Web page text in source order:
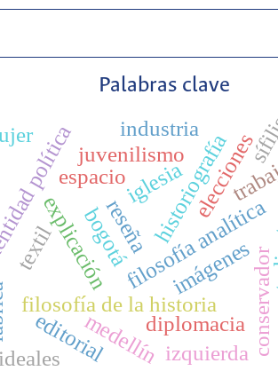
Palabras clave
reseñafilosofía analítica
filosofía de la historia
explicación historiografía
imágenesconservador
iglesia
diplomacia
elecciones
políticajuvenilismo
izquierda
editorial
espacio
industria
textil
medellín
bogotá
ideales